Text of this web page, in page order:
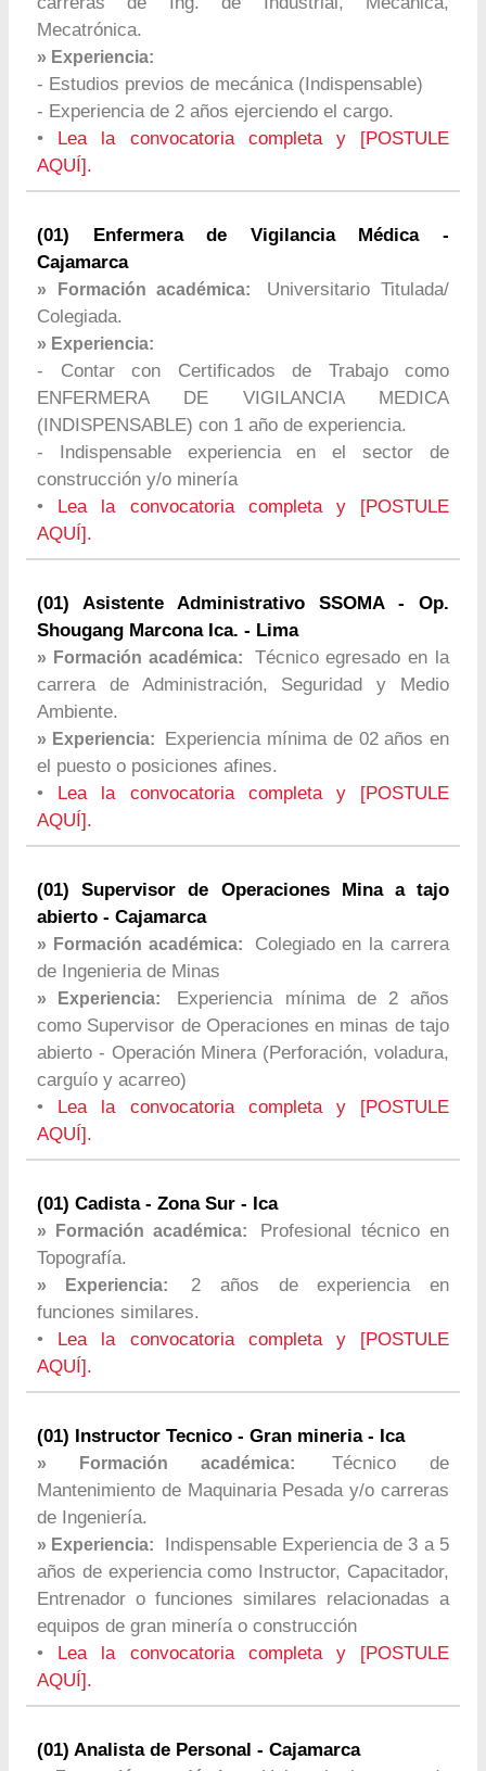
Mecatrónica.
» Experiencia:
- Estudios previos de mecánica (Indispensable)
- Experiencia de 2 años ejerciendo el cargo.
•
Lea la convocatoria completa y [POSTULE
AQUÍ].
(01) Enfermera de Vigilancia Médica -
Cajamarca
» Formación académica:
Universitario Titulada/
Colegiada.
» Experiencia:
- Contar con Certificados de Trabajo como
ENFERMERA DE VIGILANCIA MEDICA
(INDISPENSABLE) con 1 año de experiencia.
- Indispensable experiencia en el sector de
construcción y/o minería
•
Lea la convocatoria completa y [POSTULE
AQUÍ].
(01) Asistente Administrativo SSOMA - Op.
Shougang Marcona Ica. - Lima
» Formación académica:
Técnico egresado en la
carrera de Administración, Seguridad y Medio
Ambiente.
» Experiencia:
Experiencia mínima de 02 años en
el puesto o posiciones afines.
•
Lea la convocatoria completa y [POSTULE
AQUÍ].
(01) Supervisor de Operaciones Mina a tajo
abierto - Cajamarca
» Formación académica:
Colegiado en la carrera
de Ingenieria de Minas
» Experiencia:
Experiencia mínima de 2 años
como Supervisor de Operaciones en minas de tajo
abierto - Operación Minera (Perforación, voladura,
carguío y acarreo)
•
Lea la convocatoria completa y [POSTULE
AQUÍ].
(01) Cadista - Zona Sur - Ica
» Formación académica:
Profesional técnico en
Topografía.
» Experiencia:
2 años de experiencia en
funciones similares.
•
Lea la convocatoria completa y [POSTULE
AQUÍ].
(01) Instructor Tecnico - Gran mineria - Ica
» Formación académica:
Técnico de
Mantenimiento de Maquinaria Pesada y/o carreras
de Ingeniería.
» Experiencia:
Indispensable Experiencia de 3 a 5
años de experiencia como Instructor, Capacitador,
Entrenador o funciones similares relacionadas a
equipos de gran minería o construcción
•
Lea la convocatoria completa y [POSTULE
AQUÍ].
(01) Analista de Personal - Cajamarca